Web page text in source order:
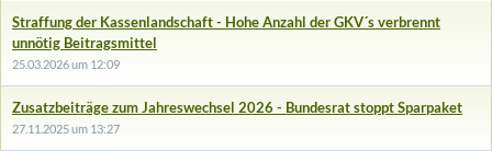
Straffung der Kassenlandschaft - Hohe Anzahl der GKV´s verbrennt
unnötig Beitragsmittel
25.03.2026 um 12:09
Zusatzbeiträge zum Jahreswechsel 2026 - Bundesrat stoppt Sparpaket
27.11.2025 um 13:27